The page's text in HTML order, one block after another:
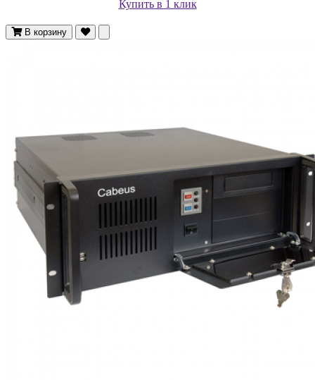
Купить в 1 клик
В корзину